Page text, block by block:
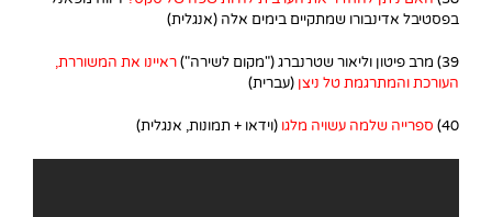
בפסטיבל אדינבורו שמתקיים בימים אלה (אנגלית)
39) מרב פיטון וליאור שטרנברג ("מקום לשירה")
ראיינו את המשוררת,
העורכת והמתרגמת טל ניצן (עברית)
40) ספרייה שלמה עשויה מלגו (וידאו + תמונות, אנגלית)